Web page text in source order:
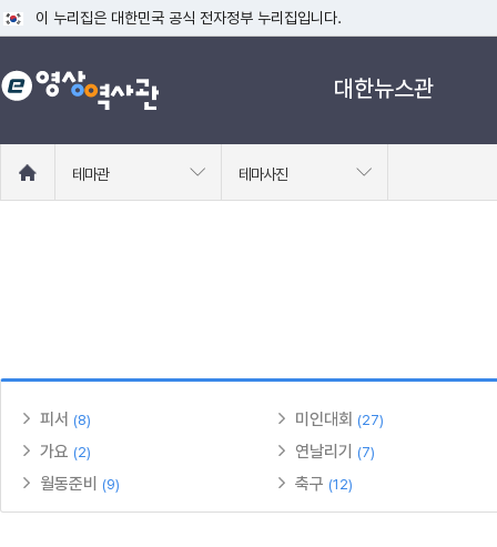
이 누리집은 대한민국 공식 전자정부 누리집입니다.
공식 누리집 주소 확인하기
go.kr 주소를 사용하는 누리집은 대한민국 정부기관이 관리하는 누리집입니
대한뉴스관
로
테마관 테마사진
피서 (8) 미인대회 (27)
가요 (2) 연날리기 (7)
월동준비 (9) 축구 (12)